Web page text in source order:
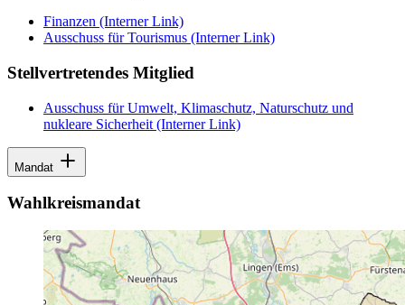
Finanzen (Interner Link)
Ausschuss für Tourismus (Interner Link)
Stellvertretendes Mitglied
Ausschuss für Umwelt, Klimaschutz, Naturschutz und
nukleare Sicherheit (Interner Link)
Mandat
Wahlkreismandat